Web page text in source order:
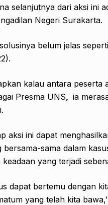
selanjutnya dari aksi ini
Negeri Surakarta.
belum jelas
kalau antara peserta
Presma UNS, ia
aksi ini dapat
bersama-sama dalam
yang terjadi
dapat bertemu dengan
yang telah kita